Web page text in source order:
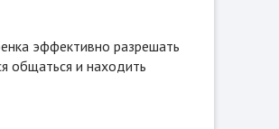
эффективно разрешать
общаться и находить